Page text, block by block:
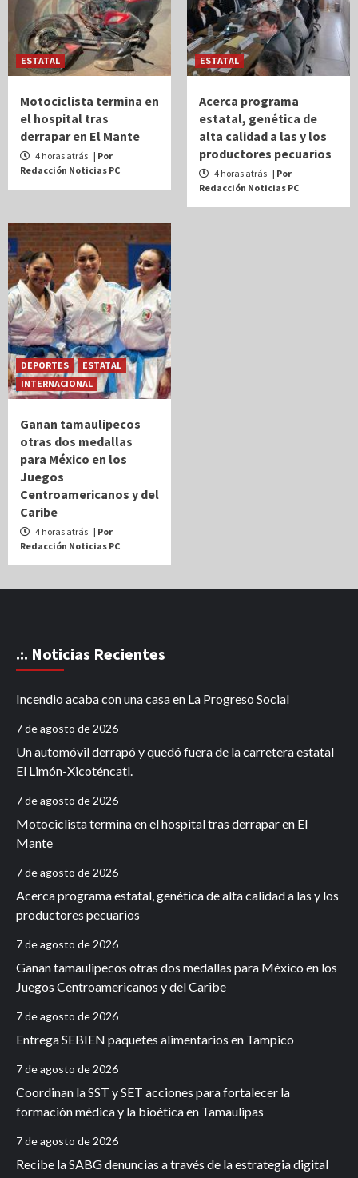
ESTATAL
Motociclista termina en
el hospital tras
derrapar en El Mante
4 horas atrás | Por
Redacción Noticias PC
ESTATAL
Acerca programa
estatal, genética de
alta calidad a las y los
productores pecuarios
4 horas atrás | Por
Redacción Noticias PC
DEPORTES
ESTATAL
INTERNACIONAL
Ganan tamaulipecos
otras dos medallas
para México en los
Juegos
Centroamericanos y del
Caribe
4 horas atrás | Por
Redacción Noticias PC
.:. Noticias Recientes
Incendio acaba con una casa en La Progreso Social
7 de agosto de 2026
Un automóvil derrapó y quedó fuera de la carretera estatal
El Limón-Xicoténcatl.
7 de agosto de 2026
Motociclista termina en el hospital tras derrapar en El
Mante
7 de agosto de 2026
Acerca programa estatal, genética de alta calidad a las y los
productores pecuarios
7 de agosto de 2026
Ganan tamaulipecos otras dos medallas para México en los
Juegos Centroamericanos y del Caribe
7 de agosto de 2026
Entrega SEBIEN paquetes alimentarios en Tampico
7 de agosto de 2026
Coordinan la SST y SET acciones para fortalecer la
formación médica y la bioética en Tamaulipas
7 de agosto de 2026
Recibe la SABG denuncias a través de la estrategia digital